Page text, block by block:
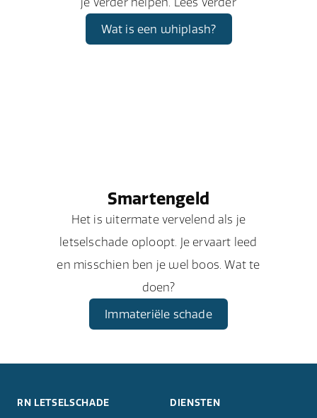
Wat is een whiplash?
Smartengeld
Het is uitermate vervelend als je
letselschade oploopt. Je ervaart leed
en misschien ben je wel boos. Wat te
doen?
Immateriële schade
RN LETSELSCHADE DIENSTEN